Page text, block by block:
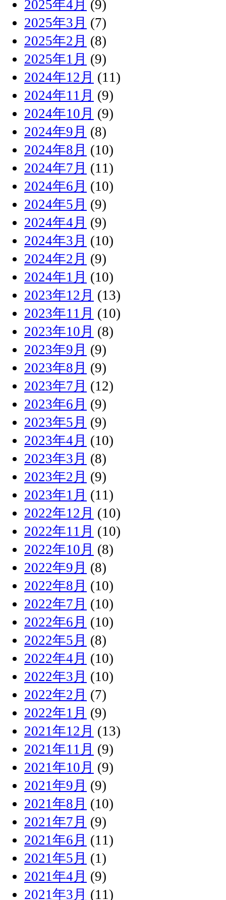
2025年4月 (9)
2025年3月 (7)
2025年2月 (8)
2025年1月 (9)
2024年12月 (11)
2024年11月 (9)
2024年10月 (9)
2024年9月 (8)
2024年8月 (10)
2024年7月 (11)
2024年6月 (10)
2024年5月 (9)
2024年4月 (9)
2024年3月 (10)
2024年2月 (9)
2024年1月 (10)
2023年12月 (13)
2023年11月 (10)
2023年10月 (8)
2023年9月 (9)
2023年8月 (9)
2023年7月 (12)
2023年6月 (9)
2023年5月 (9)
2023年4月 (10)
2023年3月 (8)
2023年2月 (9)
2023年1月 (11)
2022年12月 (10)
2022年11月 (10)
2022年10月 (8)
2022年9月 (8)
2022年8月 (10)
2022年7月 (10)
2022年6月 (10)
2022年5月 (8)
2022年4月 (10)
2022年3月 (10)
2022年2月 (7)
2022年1月 (9)
2021年12月 (13)
2021年11月 (9)
2021年10月 (9)
2021年9月 (9)
2021年8月 (10)
2021年7月 (9)
2021年6月 (11)
2021年5月 (1)
2021年4月 (9)
2021年3月 (11)